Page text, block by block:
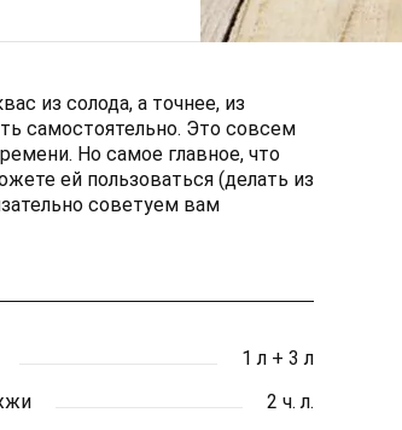
из солода, а точнее, из
самостоятельно. Это совсем
Но самое главное, что
ей пользоваться (делать из
советуем вам
1 л + 3 л
2 ч. л.